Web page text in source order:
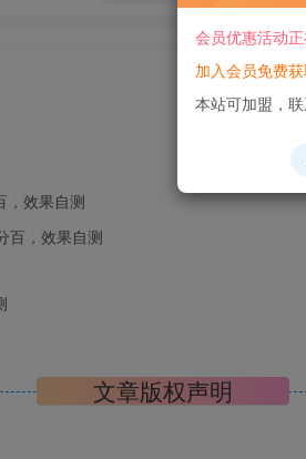
，效果自测
文章版权声明
会员优惠活动正
加入会员免费获
本站可加盟，